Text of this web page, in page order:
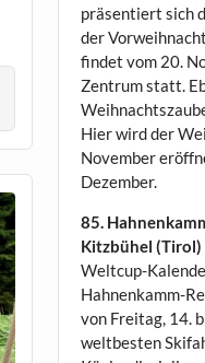
präsentiert sich
der
findet vom 20.
Zentrum statt.
Hier wird der
November
Dezember.
85.
Kitzbühel (Tirol)
Weltcup-
Hahnenkamm-
von Freitag, 14.
weltbesten